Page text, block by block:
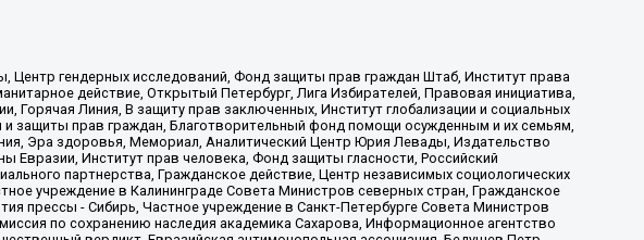
Центр гендерных исследований, Фонд защиты прав граждан Штаб, Институт права
действие, Открытый Петербург, Лига Избирателей, Правовая инициатива,
Линия, В защиту прав заключенных, Институт глобализации и социальных
защиты прав граждан, Благотворительный фонд помощи осужденным и их семьям,
Эра здоровья, Мемориал, Аналитический Центр Юрия Левады, Издательство
Институт прав человека, Фонд защиты гласности, Российский
партнерства, Гражданское действие, Центр независимых социологических
учреждение в Калининграде Совета Министров северных стран, Гражданское
прессы - Сибирь, Частное учреждение в Санкт-Петербурге Совета Министров
по сохранению наследия академика Сахарова, Информационное агентство